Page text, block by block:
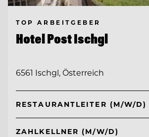
TOP ARBEITGEBER
Hotel Post Ischgl
6561 Ischgl, Österreich
RESTAURANTLEITER (M/W/D)
ZAHLKELLNER (M/W/D)